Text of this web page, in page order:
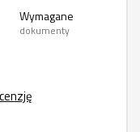
Wymagane
dokumenty